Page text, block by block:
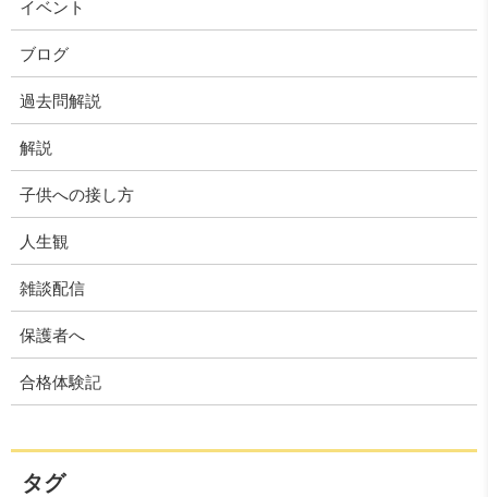
イベント
ブログ
過去問解説
解説
子供への接し方
人生観
雑談配信
保護者へ
合格体験記
タグ